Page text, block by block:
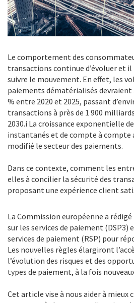
Le comportement des
transactions continue d’évoluer et
suivre le mouvement. En effet, les
paiements dématérialisés devraient
% entre 2020 et 2025, passant
transactions à près de 1 900
2030.i La croissance exponentielle
instantanés et de compte à compte
modifié le secteur des paiements.
Dans ce contexte, comment les
elles à concilier la sécurité des
proposant une expérience client
La Commission européenne a
sur les services de paiement
services de paiement (RSP) pour
Les nouvelles règles élargiront
l’évolution des risques et des
types de paiement, à la fois
Cet article vise à nous aider à mieux